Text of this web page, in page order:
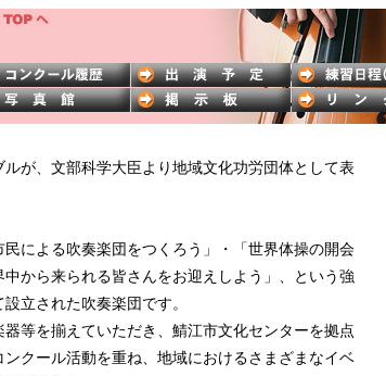
が、文部科学大臣より地域文化功労団体として表
による吹奏楽団をつくろう」・「世界体操の開会
から来られる皆さんをお迎えしよう」、という強
立された吹奏楽団です。
等を揃えていただき、鯖江市文化センターを拠点
クール活動を重ね、地域におけるさまざまなイベ